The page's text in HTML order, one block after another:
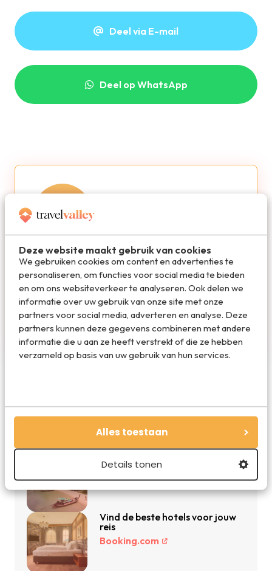
Deze website maakt gebruik van cookies
We gebruiken cookies om content en advertenties te
personaliseren, om functies voor social media te bieden
en om ons websiteverkeer te analyseren. Ook delen we
informatie over uw gebruik van onze site met onze
partners voor social media, adverteren en analyse. Deze
partners kunnen deze gegevens combineren met andere
informatie die u aan ze heeft verstrekt of die ze hebben
verzameld op basis van uw gebruik van hun services.
Alles toestaan
Details tonen
Deel via E-mail
Deel op WhatsApp
Redactie Travelvalley
De redactie van Travelvalley houd je op de
hoogte van reisnieuws en trends in de reiswereld.
Volg ons ook via TikTok, Facebook en Instagram
en mis niets!
De beste reisdeals van dit moment
vakanties en aanbiedingen
Vakantiediscounter.nl
Vind de beste hotels voor jouw
reis
Booking.com